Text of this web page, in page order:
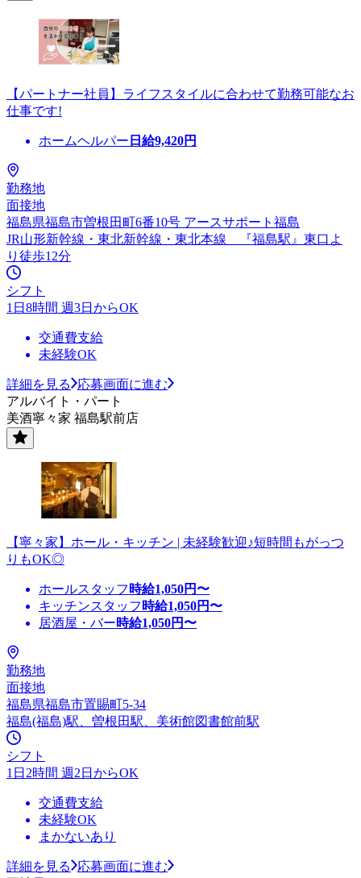
【パートナー社員】ライフスタイルに合わせて勤務可能なお
仕事です!
ホームヘルパー 日給9,420円
勤務地
面接地
福島県福島市曽根田町6番10号 アースサポート福島
JR山形新幹線・東北新幹線・東北本線 『福島駅』東口よ
り徒歩12分
シフト
1日8時間 週3日からOK
交通費支給
未経験OK
詳細を見る
応募画面に進む
アルバイト・パート
美酒寧々家 福島駅前店
【寧々家】ホール・キッチン | 未経験歓迎♪短時間もがっつ
りもOK◎
ホールスタッフ 時給1,050円〜
キッチンスタッフ 時給1,050円〜
居酒屋・バー時給1,050円〜
勤務地
面接地
福島県福島市置賜町5-34
福島(福島)駅、曽根田駅、美術館図書館前駅
シフト
1日2時間 週2日からOK
交通費支給
未経験OK
まかないあり
詳細を見る
応募画面に進む